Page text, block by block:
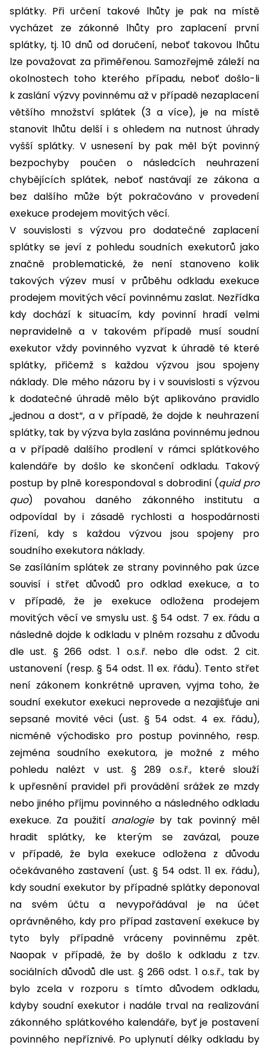
splátky. Při určení takové lhůty je pak na místě
vycházet ze zákonné lhůty pro zaplacení první
splátky, tj. 10 dnů od doručení, neboť takovou lhůtu
lze považovat za přiměřenou. Samozřejmě záleží na
okolnostech toho kterého případu, neboť došlo-li
k zaslání výzvy povinnému až v případě nezaplacení
většího množství splátek (3 a více), je na místě
stanovit lhůtu delší i s ohledem na nutnost úhrady
vyšší splátky. V usnesení by pak měl být povinný
bezpochyby poučen o následcích neuhrazení
chybějících splátek, neboť nastávají ze zákona a
bez dalšího může být pokračováno v provedení
exekuce prodejem movitých věcí.
V souvislosti s výzvou pro dodatečné zaplacení
splátky se jeví z pohledu soudních exekutorů jako
značně problematické, že není stanoveno kolik
takových výzev musí v průběhu odkladu exekuce
prodejem movitých věcí povinnému zaslat. Nezřídka
kdy dochází k situacím, kdy povinní hradí velmi
nepravidelně a v takovém případě musí soudní
exekutor vždy povinného vyzvat k úhradě té které
splátky, přičemž s každou výzvou jsou spojeny
náklady. Dle mého názoru by i v souvislosti s výzvou
k dodatečné úhradě mělo být aplikováno pravidlo
„jednou a dost“, a v případě, že dojde k neuhrazení
splátky, tak by výzva byla zaslána povinnému jednou
a v případě dalšího prodlení v rámci splátkového
kalendáře by došlo ke skončení odkladu. Takový
postup by plně korespondoval s dobrodiní (quid pro
quo) povahou daného zákonného institutu a
odpovídal by i zásadě rychlosti a hospodárnosti
řízení, kdy s každou výzvou jsou spojeny pro
soudního exekutora náklady.
Se zasíláním splátek ze strany povinného pak úzce
souvisí i střet důvodů pro odklad exekuce, a to
v případě, že je exekuce odložena prodejem
movitých věcí ve smyslu ust. § 54 odst. 7 ex. řádu a
následně dojde k odkladu v plném rozsahu z důvodu
dle ust. § 266 odst. 1 o.s.ř. nebo dle odst. 2 cit.
ustanovení (resp. § 54 odst. 11 ex. řádu). Tento střet
není zákonem konkrétně upraven, vyjma toho, že
soudní exekutor exekuci neprovede a nezajišťuje ani
sepsané movité věci (ust. § 54 odst. 4 ex. řádu),
nicméně východisko pro postup povinného, resp.
zejména soudního exekutora, je možné z mého
pohledu nalézt v ust. § 289 o.s.ř., které slouží
k upřesnění pravidel při provádění srážek ze mzdy
nebo jiného příjmu povinného a následného odkladu
exekuce. Za použití analogie by tak povinný měl
hradit splátky, ke kterým se zavázal, pouze
v případě, že byla exekuce odložena z důvodu
očekávaného zastavení (ust. § 54 odst. 11 ex. řádu),
kdy soudní exekutor by případné splátky deponoval
na svém účtu a nevypořádával je na účet
oprávněného, kdy pro případ zastavení exekuce by
tyto byly případně vráceny povinnému zpět.
Naopak v případě, že by došlo k odkladu z tzv.
sociálních důvodů dle ust. § 266 odst. 1 o.s.ř., tak by
bylo zcela v rozporu s tímto důvodem odkladu,
kdyby soudní exekutor i nadále trval na realizování
zákonného splátkového kalendáře, byť je postavení
povinného nepříznivé. Po uplynutí délky odkladu by